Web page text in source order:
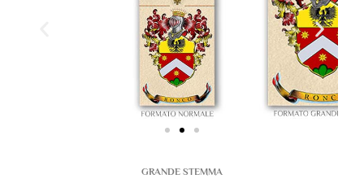
GRANDE STEMMA